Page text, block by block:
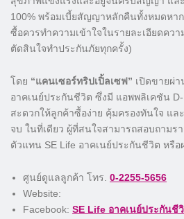
100% พร้อมเบี้ยสัญญาหลักคืนทั้งหมดหาก
ซื้อควรทำความเข้าใจในรายละเอียดคว
ตัดสินใจทำประกันภัยทุกครั้ง)
โดย “แคนเซอร์ทริปเปิ้ลเซฟ” เปิดขายผ่
อาคเนย์ประกันชีวิต ซึ่งมี แอพพลิเคชัน
สะดวกให้ลูกค้าซื้อง่าย คุ้มครองทันใจ แ
จบ ในที่เดียว ผู้ที่สนใจสามารถสอบถามรา
ตัวแทน SE Life อาคเนย์ประกันชีวิต หรื
ศูนย์ดูแลลูกค้า โทร. 0-2255-5656
Website:
Facebook: SE Life อาคเนย์ประกันชี